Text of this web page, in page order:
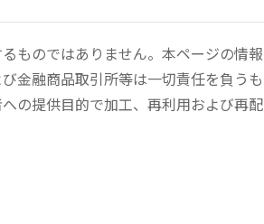
ものではありません。本ページの情報
金融商品取引所等は一切責任を負うも
の提供目的で加工、再利用および再配